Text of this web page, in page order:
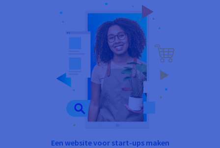
Een website voor start-ups maken